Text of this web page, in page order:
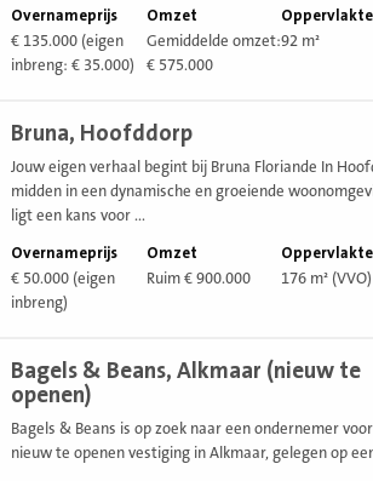
Overnameprijs
€ 135.000 (eigen
inbreng: € 35.000)
Omzet
Gemiddelde omzet:
€ 575.000
Oppervlakte
92 m²
Bruna, Hoofddorp
Jouw eigen verhaal begint bij Bruna Floriande In
midden in een dynamische en groeiende
ligt een kans voor ...
Overnameprijs
€ 50.000 (eigen
inbreng)
Omzet
Ruim € 900.000
Oppervlakte
176 m² (VVO)
vestiging
Bagels & Beans, Alkmaar (nieuw te
openen)
Bagels & Beans is op zoek naar een ondernemer
nieuw te openen vestiging in Alkmaar, gelegen op
vestiging